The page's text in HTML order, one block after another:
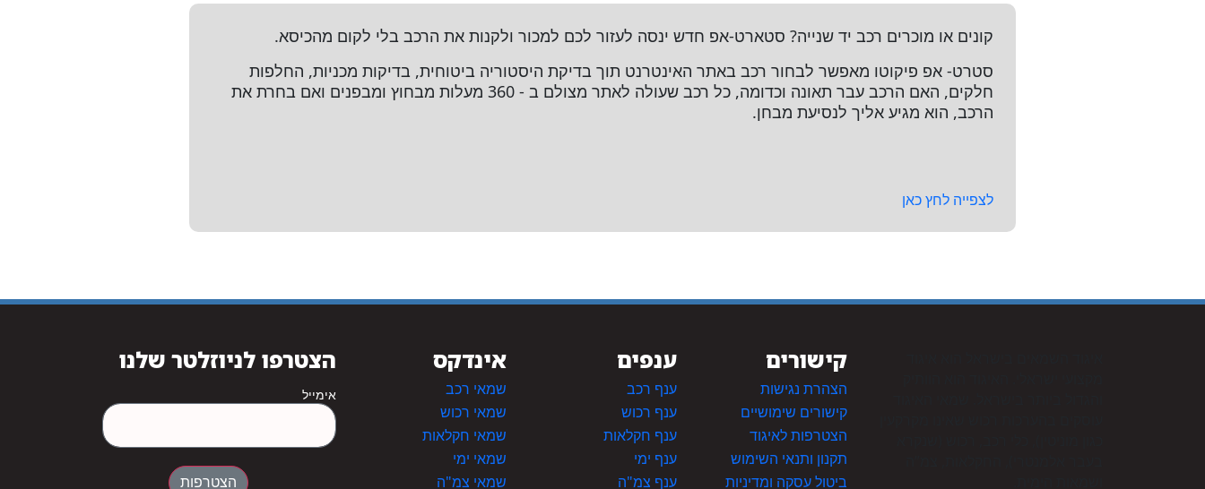
קונים או מוכרים רכב יד שנייה? סטארט-אפ חדש ינסה לעזור לכם למכור ולקנות את הרכב בלי לקום מהכיסא.
סטרט- אפ פיקוטו מאפשר לבחור רכב באתר האינטרנט תוך בדיקת היסטוריה ביטוחית, בדיקות מכניות, החלפות
חלקים, האם הרכב עבר תאונה וכדומה, כל רכב שעולה לאתר מצולם ב - 360 מעלות מבחוץ ומבפנים ואם בחרת את
הרכב, הוא מגיע אליך לנסיעת מבחן.
לצפייה לחץ כאן
קישורים
הצהרת נגישות
קישורים שימושיים
הצטרפות לאיגוד
תקנון ותנאי השימוש
ביטול עסקה ומדיניות
ענפים
ענף רכב
ענף רכוש
ענף חקלאות
ענף ימי
ענף צמ"ה
אינדקס
שמאי רכב
שמאי רכוש
שמאי חקלאות
שמאי ימי
שמאי צמ"ה
הצטרפו לניוזלטר שלנו
אימייל
הצטרפות